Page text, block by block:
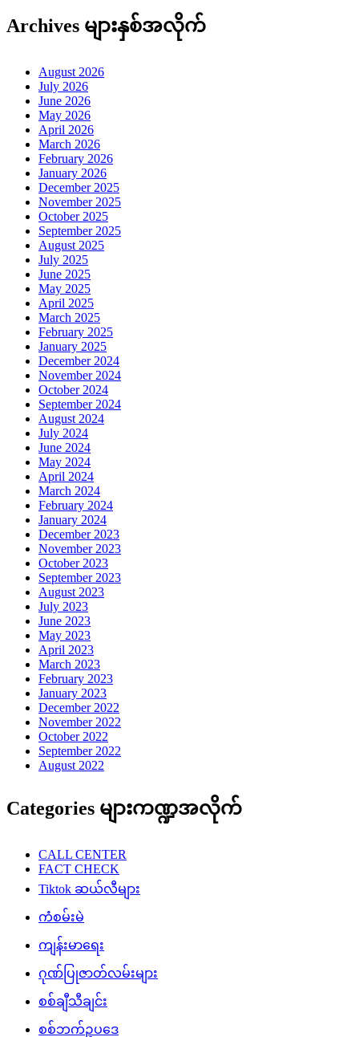
Archives များနှစ်အလိုက်
August 2026
July 2026
June 2026
May 2026
April 2026
March 2026
February 2026
January 2026
December 2025
November 2025
October 2025
September 2025
August 2025
July 2025
June 2025
May 2025
April 2025
March 2025
February 2025
January 2025
December 2024
November 2024
October 2024
September 2024
August 2024
July 2024
June 2024
May 2024
April 2024
March 2024
February 2024
January 2024
December 2023
November 2023
October 2023
September 2023
August 2023
July 2023
June 2023
May 2023
April 2023
March 2023
February 2023
January 2023
December 2022
November 2022
October 2022
September 2022
August 2022
Categories များကဏ္ဍအလိုက်
CALL CENTER
FACT CHECK
Tiktok ဆယ်လီများ
ကံစမ်းမဲ
ကျန်းမာရေး
ဂုဏ်ပြုဇာတ်လမ်းများ
စစ်ချီသီချင်း
စစ်ဘက်ဥပဒေ